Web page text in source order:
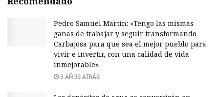
Pedro Samuel Martín: «Tengo las mismas
ganas de trabajar y seguir transformando
Carbajosa para que sea el mejor pueblo para
vivir e invertir, con una calidad de vida
inmejorable»
3 AÑOS ATRÁS